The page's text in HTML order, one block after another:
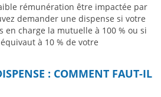
rémunération être impactée par
demander une dispense si votre
en charge la mutuelle à 100 % ou si
à 10 % de votre
: COMMENT FAUT-IL